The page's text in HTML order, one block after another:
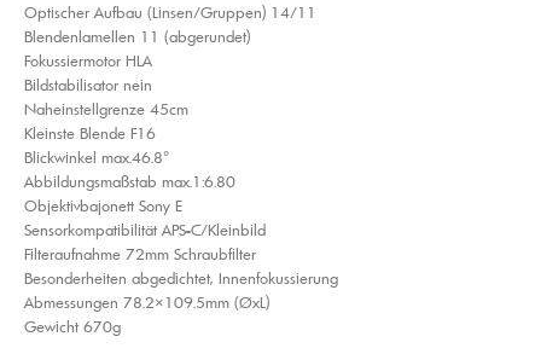
Optischer Aufbau (Linsen/Gruppen) 14/​11
Blendenlamellen 11 (abgerundet)
Fokussiermotor HLA
Bildstabilisator nein
Naheinstellgrenze 45cm
Kleinste Blende F16
Blickwinkel max.46.8°
Abbildungsmaßstab max.1:6.80
Objektivbajonett Sony E
Sensorkompatibilität APS-C/​Kleinbild
Filteraufnahme 72mm Schraubfilter
Besonderheiten abgedichtet, Innenfokussierung
Abmessungen 78.2×109.5mm (ØxL)
Gewicht 670g